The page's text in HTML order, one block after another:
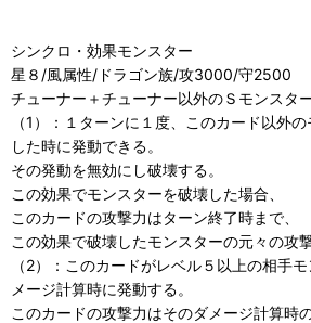
シンクロ・効果モンスター
星８/風属性/ドラゴン族/攻3000/守2500
チューナー＋チューナー以外のＳモンスタ
（1）：１ターンに１度、このカード以外
した時に発動できる。
その発動を無効にし破壊する。
この効果でモンスターを破壊した場合、
このカードの攻撃力はターン終了時まで、
この効果で破壊したモンスターの元々の攻
（2）：このカードがレベル５以上の相手
メージ計算時に発動する。
このカードの攻撃力はそのダメージ計算時の